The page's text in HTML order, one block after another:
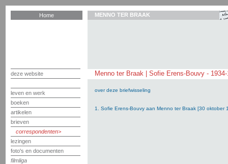
Home
deze website
leven en werk
boeken
artikelen
brieven
correspondenten
lezingen
foto's en documenten
filmliga
MENNO TER BRAAK
Menno ter Braak | Sofie Erens-Bouvy -
over deze briefwisseling
1. Sofie Erens-Bouvy aan Menno ter Braak [30 oktober